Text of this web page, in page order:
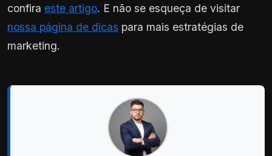
confira este artigo. E não se esqueça de visitar
nossa página de dicas para mais estratégias de
marketing.